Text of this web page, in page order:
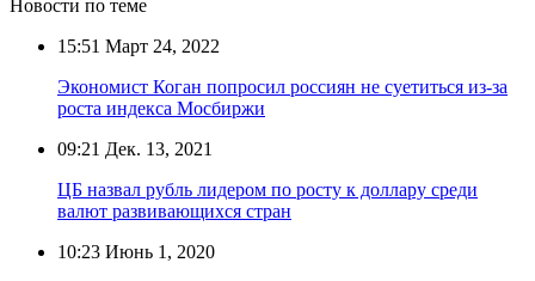
Новости по теме
15:51 Март 24, 2022
Экономист Коган попросил россиян не суетиться из-за
роста индекса Мосбиржи
09:21 Дек. 13, 2021
ЦБ назвал рубль лидером по росту к доллару среди
валют развивающихся стран
10:23 Июнь 1, 2020